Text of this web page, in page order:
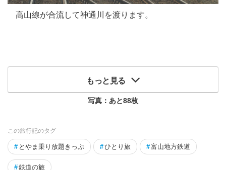
高山線が合流して神通川を渡ります。
もっと見る
写真：あと88枚
この旅行記のタグ
# とやま乗り放題きっぷ #ひとり旅 #富山地方鉄道
#鉄道の旅